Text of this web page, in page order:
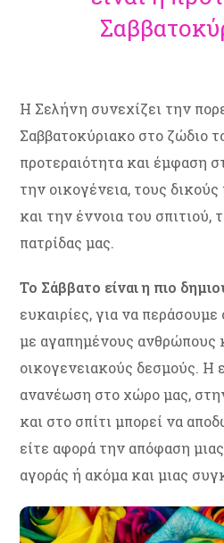
Η Σελήνη συνεχίζει την
Σαββατοκύριακο στο ζώδιο
προτεραιότητα και έμφαση
την οικογένεια, τους
και την έννοια του σπιτιού,
πατρίδας μας.
Το Σάββατο είναι η πιο
ευκαιρίες, για να
με αγαπημένους ανθρώπους
οικογενειακούς δεσμούς. Η
ανανέωση στο χώρο μας,
και στο σπίτι μπορεί να
είτε αφορά την απόφαση
αγοράς ή ακόμα και μιας